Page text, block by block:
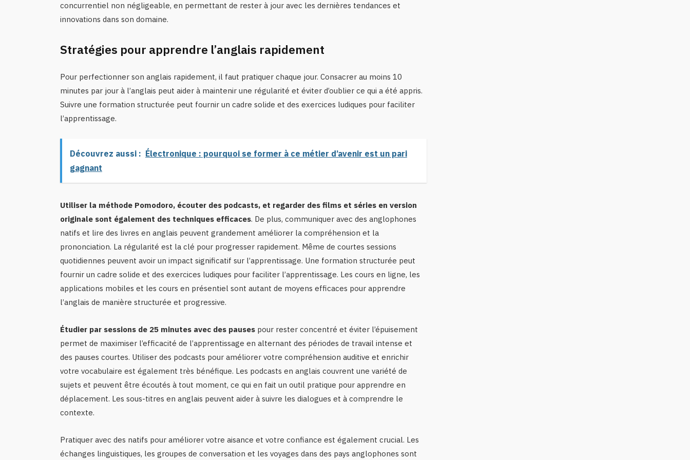
concurrentiel non négligeable, en permettant de rester à jour avec les dernières tendances et
innovations dans son domaine.
Stratégies pour apprendre l’anglais rapidement
Pour perfectionner son anglais rapidement, il faut pratiquer chaque jour. Consacrer au moins 10
minutes par jour à l’anglais peut aider à maintenir une régularité et éviter d’oublier ce qui a été appris.
Suivre une formation structurée peut fournir un cadre solide et des exercices ludiques pour faciliter
l’apprentissage.
Découvrez aussi : Électronique : pourquoi se former à ce métier d’avenir est un pari
gagnant
Utiliser la méthode Pomodoro, écouter des podcasts, et regarder des films et séries en version
originale sont également des techniques efficaces. De plus, communiquer avec des anglophones
natifs et lire des livres en anglais peuvent grandement améliorer la compréhension et la
prononciation. La régularité est la clé pour progresser rapidement. Même de courtes sessions
quotidiennes peuvent avoir un impact significatif sur l’apprentissage. Une formation structurée peut
fournir un cadre solide et des exercices ludiques pour faciliter l’apprentissage. Les cours en ligne, les
applications mobiles et les cours en présentiel sont autant de moyens efficaces pour apprendre
l’anglais de manière structurée et progressive.
Étudier par sessions de 25 minutes avec des pausespour rester concentré et éviter l’épuisement
permet de maximiser l’efficacité de l’apprentissage en alternant des périodes de travail intense et
des pauses courtes. Utiliser des podcasts pour améliorer votre compréhension auditive et enrichir
votre vocabulaire est également très bénéfique. Les podcasts en anglais couvrent une variété de
sujets et peuvent être écoutés à tout moment, ce qui en fait un outil pratique pour apprendre en
déplacement. Les sous-titres en anglais peuvent aider à suivre les dialogues et à comprendre le
contexte.
Pratiquer avec des natifs pour améliorer votre aisance et votre confiance est également crucial. Les
échanges linguistiques, les groupes de conversation et les voyages dans des pays anglophones sont